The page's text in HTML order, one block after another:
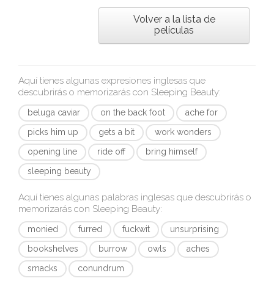
Volver a la lista de
películas
Aquí tienes algunas expresiones inglesas que
descubrirás o memorizarás con Sleeping Beauty:
beluga caviar on the back foot
ache for
picks him up
gets a bit
work wonders
opening line
ride off
bring himself
sleeping beauty
Aquí tienes algunas palabras inglesas que descubrirás o
memorizarás con Sleeping Beauty:
monied furred fuckwit
unsurprising
bookshelves
burrow owls
aches
smacks
conundrum